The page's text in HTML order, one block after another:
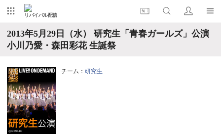
リバイバル配信
2013年5月29日（水） 研究生「青春ガールズ」公演
小川乃愛・森田彩花 生誕祭
チーム： 研究生